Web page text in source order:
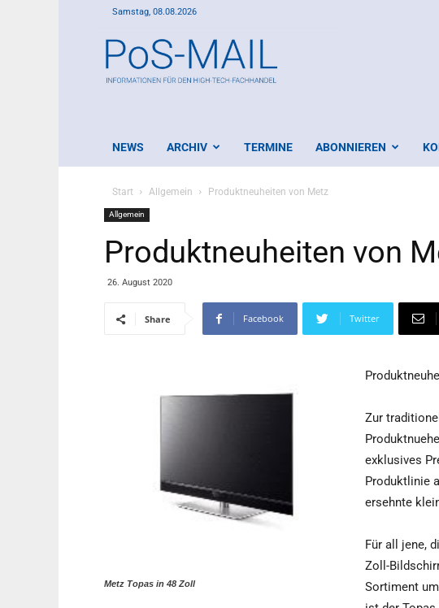
Samstag, 08.08.2026
Mail
NEWS ARCHIV TERMINE ABONNIEREN
Start Allgemein Produktneuheiten von Metz
Allgemein
Produktneuheiten von
26. August 2020
Share Facebook Twitter
Metz Topas in 48 Zoll
Zur
exklusives
Produktlinie
ersehnte
Für all jene,
Zoll-
Sortiment